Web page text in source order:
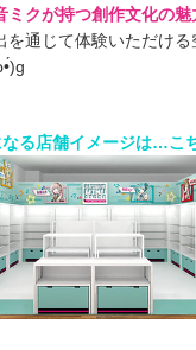
ミクが持つ創作文化の魅
を通じて体験いただけ
る店舗イメージは…こ